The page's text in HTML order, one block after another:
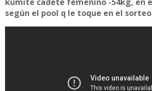
según el pool q le toque en el